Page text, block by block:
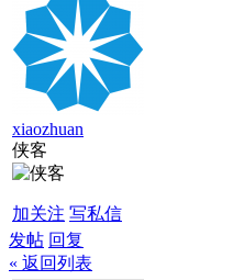
xiaozhuan
侠客
加关注 写私信
发帖 回复
« 返回列表